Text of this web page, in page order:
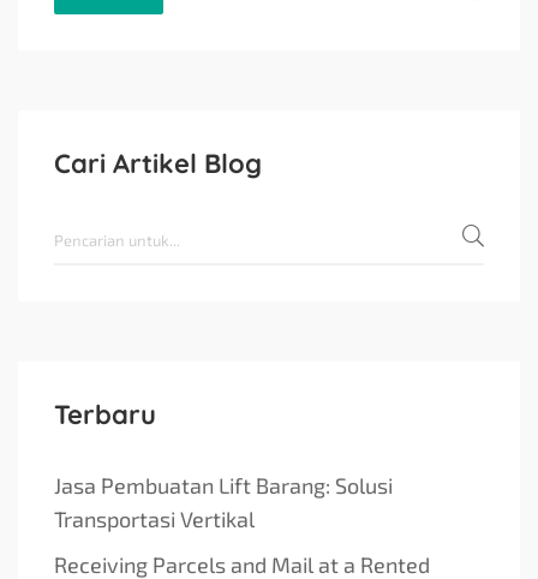
Cari Artikel Blog
Terbaru
Jasa Pembuatan Lift Barang: Solusi
Transportasi Vertikal
Receiving Parcels and Mail at a Rented